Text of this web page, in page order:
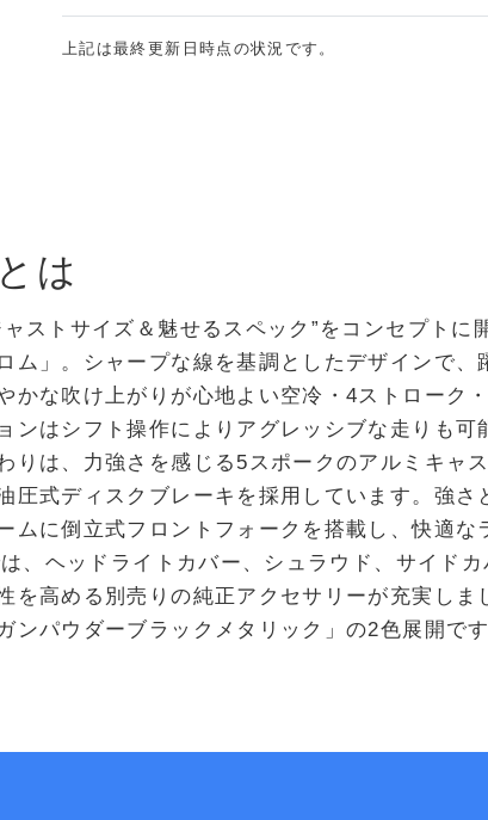
上記は最終更新日時点の状況です。
は
ストサイズ＆魅せるスペック”をコンセプトに
ム」。シャープな線を基調としたデザインで、
かな吹け上がりが心地よい空冷・4ストローク
ンはシフト操作によりアグレッシブな走りも可
りは、力強さを感じる5スポークのアルミキャ
圧式ディスクブレーキを採用しています。強さ
ムに倒立式フロントフォークを搭載し、快適な
、ヘッドライトカバー、シュラウド、サイド
を高める別売りの純正アクセサリーが充実しま
ンパウダーブラックメタリック」の2色展開です